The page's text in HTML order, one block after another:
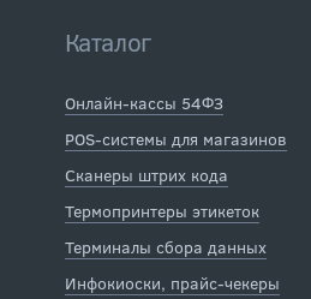
Каталог
Онлайн-кассы 54ФЗ
POS-системы для магазинов
Сканеры штрих кода
Термопринтеры этикеток
Терминалы сбора данных
Инфокиоски, прайс-чекеры